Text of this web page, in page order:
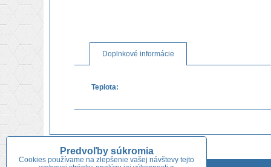
Doplnkové informácie
Teplota:
Predvoľby súkromia
Cookies používame na zlepšenie vašej návštevy tejto